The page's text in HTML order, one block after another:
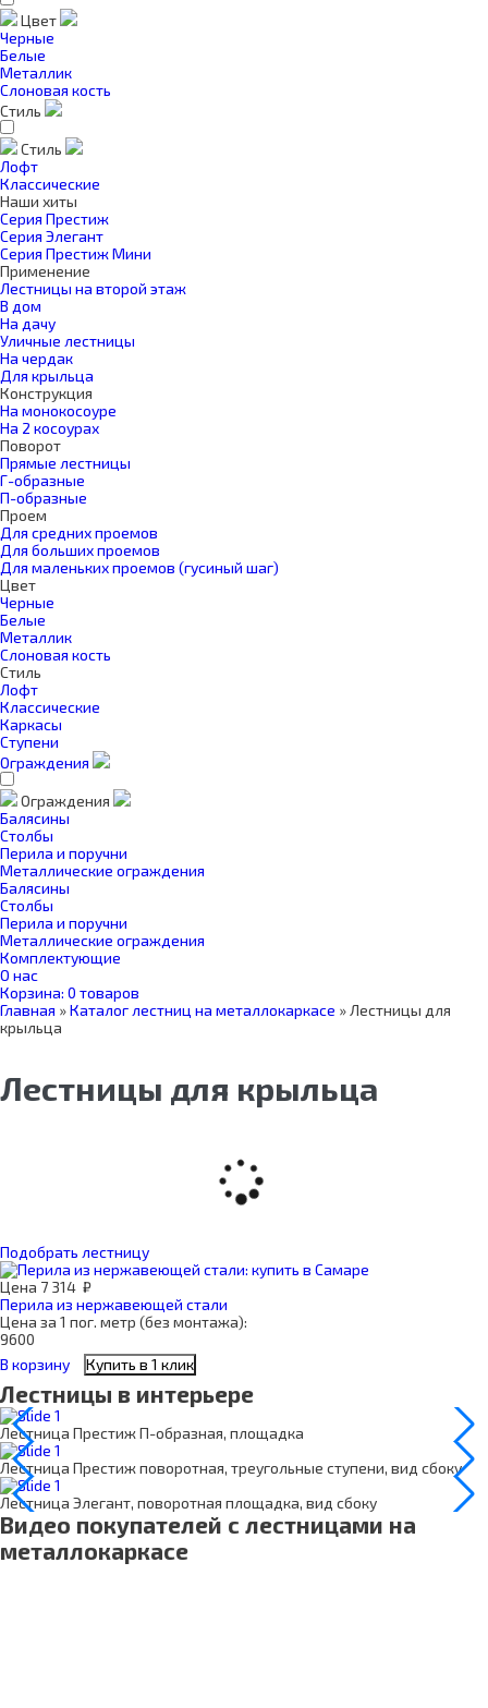
Цвет
Черные
Белые
Металлик
Слоновая кость
Стиль
Стиль
Лофт
Классические
Наши хиты
Серия Престиж
Серия Элегант
Серия Престиж Мини
Применение
Лестницы на второй этаж
В дом
На дачу
Уличные лестницы
На чердак
Для крыльца
Конструкция
На монокосоуре
На 2 косоурах
Поворот
Прямые лестницы
Г-образные
П-образные
Проем
Для средних проемов
Для больших проемов
Для маленьких проемов (гусиный шаг)
Цвет
Черные
Белые
Металлик
Слоновая кость
Стиль
Лофт
Классические
Каркасы
Ступени
Ограждения
Ограждения
Балясины
Столбы
Перила и поручни
Металлические ограждения
Балясины
Столбы
Перила и поручни
Металлические ограждения
Комплектующие
О нас
Корзина: 0 товаров
Главная »Каталог лестниц на металлокаркасе »Лестницы для
крыльца
Лестницы для крыльца
Подобрать лестницу
Цена 7 314 ₽
Перила из нержавеющей стали
Цена за 1 пог. метр (без монтажа):
9600
В корзину
Купить в 1 клик
Лестницы в интерьере
Лестница Престиж П-образная, площадка
Лестница Престиж поворотная, треугольные ступени, вид сбоку
Лестница Элегант, поворотная площадка, вид сбоку
Видео покупателей с лестницами на
металлокаркасе